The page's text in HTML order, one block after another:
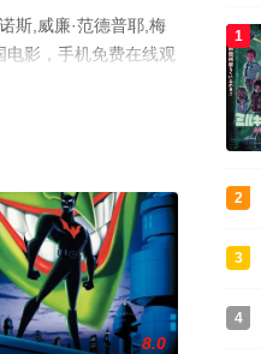
斯,威廉·范德普耶,梅
电影，手机免费在线观
8.0
1
2
3
4